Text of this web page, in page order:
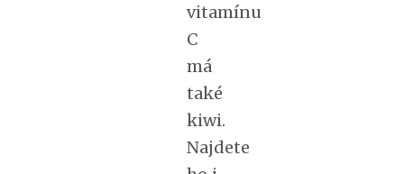
vitamínu
C
má
také
kiwi.
Najdete